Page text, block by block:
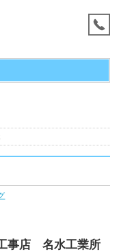
事店 名水工業所